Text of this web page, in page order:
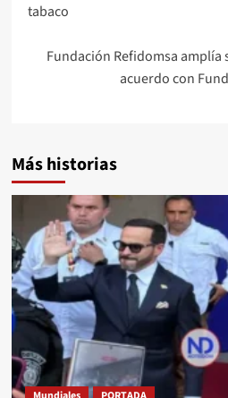
tabaco
Fundación Refidomsa amplía
acuerdo con
Más historias